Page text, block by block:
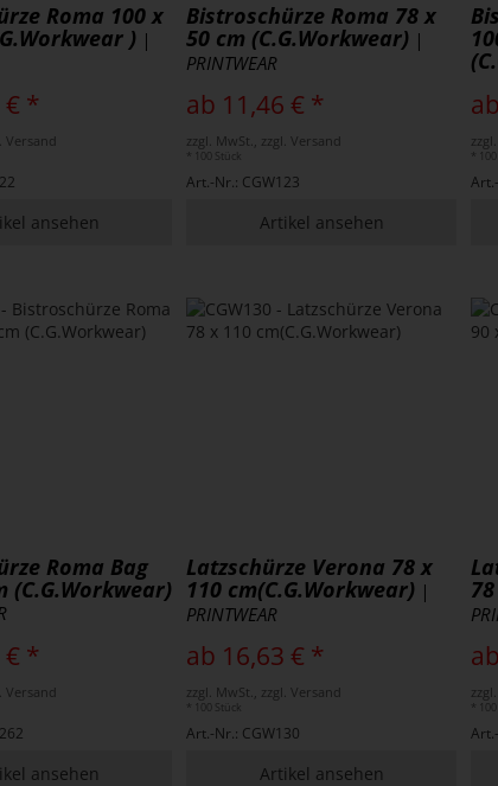
Roma 100 x
) |
€ *
Versand
ansehen
Bistroschürze Roma 78 x
50 cm (C.G.Workwear) |
PRINTWEAR
ab 11,46 € *
zzgl. MwSt., zzgl. Versand
* 100 Stück
Art.-Nr.: CGW123
Artikel ansehen
*
Roma Bag
(C.G.Workwear)
€ *
Versand
ansehen
Latzschürze Verona 78 x
110 cm(C.G.Workwear) |
PRINTWEAR
ab 16,63 € *
zzgl. MwSt., zzgl. Versand
* 100 Stück
Art.-Nr.: CGW130
Artikel ansehen
*